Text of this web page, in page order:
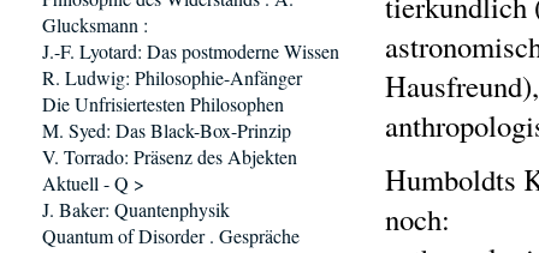
Humboldts
noch:
Glucksmann :
J.-F. Lyotard: Das postmoderne Wissen
R. Ludwig: Philosophie-Anfänger
Die Unfrisiertesten Philosophen
M. Syed: Das Black-Box-Prinzip
V. Torrado: Präsenz des Abjekten
Aktuell - Q >
J. Baker: Quantenphysik
Quantum of Disorder . Gespräche